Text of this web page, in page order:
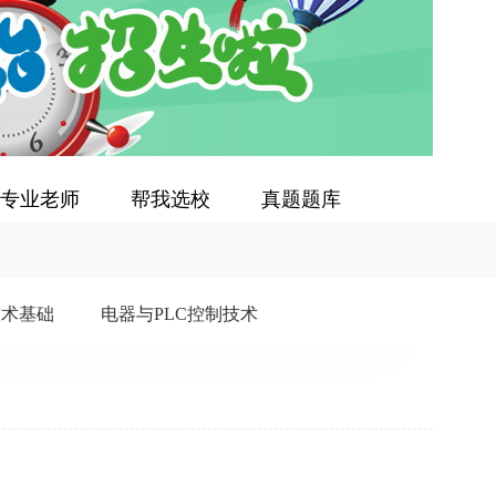
专业老师 帮我选校 真题题库
基础 电器与PLC控制技术